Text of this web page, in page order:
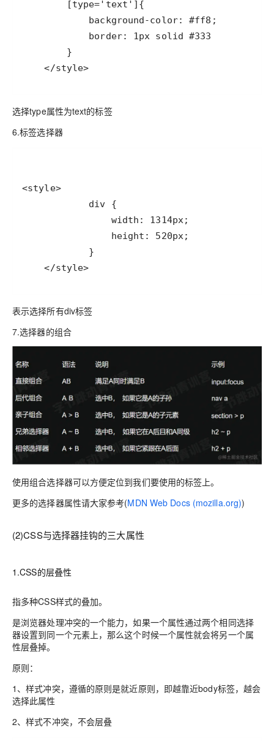
    </style>
选择type属性为text的标签
6.标签选择器
<style>
    </style>
表示选择所有div标签
7.选择器的组合
使用组合选择器可以方便定位到我们要使用的标签上。
更多的选择器属性请大家参考(MDN Web Docs (mozilla.org))
(2)CSS与选择器挂钩的三大属性
1.CSS的层叠性
指多种CSS样式的叠加。
是浏览器处理冲突的一个能力，如果一个属性通过两个相同选择
器设置到同一个元素上，那么这个时候一个属性就会将另一个属
性层叠掉。
原则：
1、样式冲突，遵循的原则是就近原则，即越靠近body标签，越会
选择此属性
2、样式不冲突，不会层叠